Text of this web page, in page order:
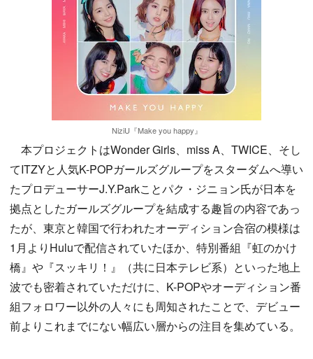
NiziU『Make you happy』
本プロジェクトはWonder Girls、miss A、TWICE、そし
てITZYと人気K-POPガールズグループをスターダムへ導い
たプロデューサーJ.Y.Parkことパク・ジニョン氏が日本を
拠点としたガールズグループを結成する趣旨の内容であっ
たが、東京と韓国で行われたオーディション合宿の模様は
1月よりHuluで配信されていたほか、特別番組『虹のかけ
橋』や『スッキリ！』（共に日本テレビ系）といった地上
波でも密着されていただけに、K-POPやオーディション番
組フォロワー以外の人々にも周知されたことで、デビュー
前よりこれまでにない幅広い層からの注目を集めている。